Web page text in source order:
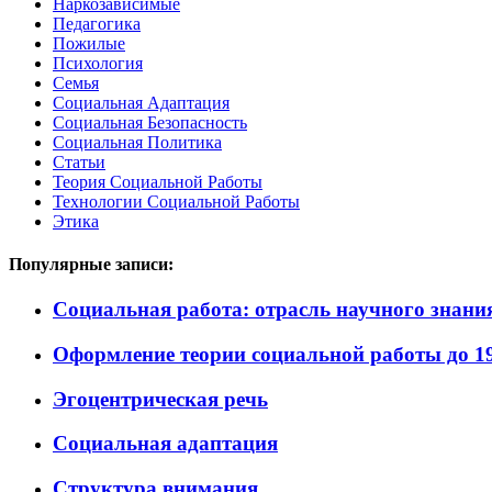
Педагогика
Пожилые
Психология
Семья
Социальная Адаптация
Социальная Безопасность
Социальная Политика
Статьи
Теория Социальной Работы
Технологии Социальной Работы
Этика
Популярные записи:
Социальная работа: отрасль научного
Оформление теории социальной работы до
Эгоцентрическая речь
Социальная адаптация